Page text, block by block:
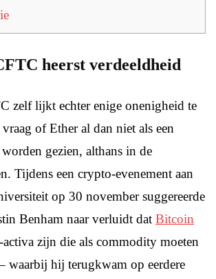
heerst verdeeldheid
zelf lijkt echter enige onenigheid te
of Ether al dan niet als een
gezien, althans in de
Tijdens een crypto-evenement aan
op 30 november suggereerde
Benham naar verluidt dat Bitcoin
zijn die als commodity moeten
waarbij hij terugkwam op eerdere